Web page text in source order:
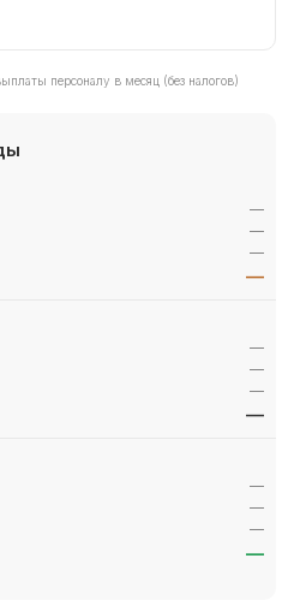
персоналу в месяц (без налогов)
—
—
—
—
—
—
—
—
—
—
—
—